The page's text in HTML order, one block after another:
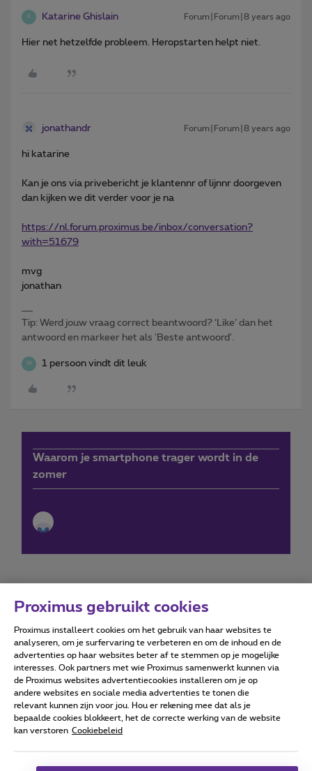
K Katarine Ghislain Forum|Forum|8 years ago
Hier net hetzelfde probleem. Heropstarten helpt niet.
jonathandr Forum|Forum|8 years ago
hi katarine
Kan je ons via privebericht je klantennr of lijnnr doorgeven
dan kijken we dit verder voor je na
https://nl.forum.proximus.be/inbox/conversation?
with=51679
mvg
jonathan
Tip: Werd jouw vraag correct beantwoord? ‘Like’ dan het
antwoord en markeer het als 'Beste antwoord'.
W 1 persoon vindt dit leuk
Waarom je smartphone trager wordt in de
zomer
Forumvoorwaarden Accessibility statement
Alle rechten voorbehouden. © Proximus
Algemene voorwaarden, consumenteninfo
Proximus gebruikt cookies
Proximus installeert cookies om het gebruik van haar websites te
analyseren, om je surfervaring te verbeteren en om de inhoud en de
advertenties op haar websites beter af te stemmen op je mogelijke
interesses. Ook partners met wie Proximus samenwerkt kunnen via
de Proximus websites advertentiecookies installeren om je op
andere websites en sociale media advertenties te tonen die
relevant kunnen zijn voor jou. Hou er rekening mee dat als je
bepaalde cookies blokkeert, het de correcte werking van de website
kan verstoren Cookiebeleid